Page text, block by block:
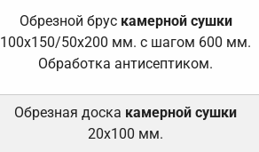
Обрезной брус камерной сушки
100х150/50х200 мм. с шагом 600 мм.
Обработка антисептиком.
Обрезная доска камерной сушки
20х100 мм.